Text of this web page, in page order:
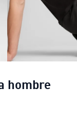
hombre